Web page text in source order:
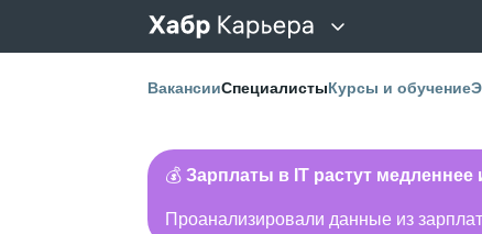
ВакансииСпециалистыКурсы и обучение
💰 Зарплаты в IT растут
Проанализировали данные из